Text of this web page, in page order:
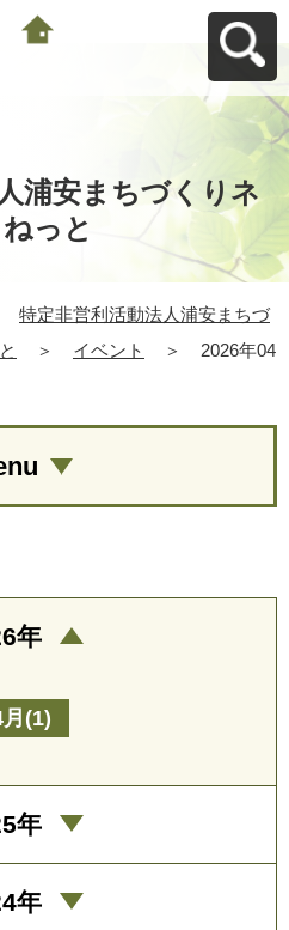
浦安まちづくりネ
っと
特定非営利活動法人浦安まちづ
＞ イベント ＞
2026年04
年
(1)
年
年